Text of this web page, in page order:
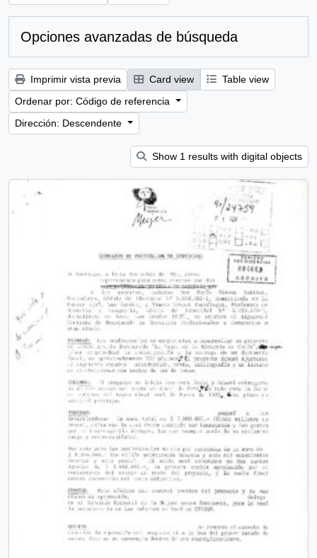
Opciones avanzadas de búsqueda
Imprimir vista previa Card view
Table view
Ordenar por: Código de referencia
Dirección: Descendente
Show 1 results with digital objects